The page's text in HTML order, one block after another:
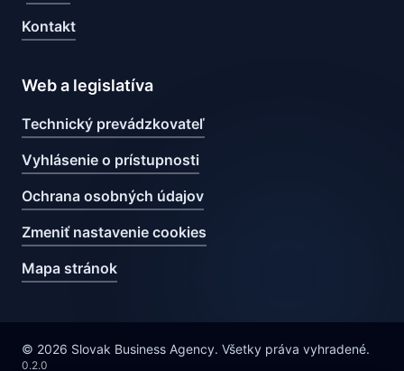
Kontakt
Web a legislatíva
Technický prevádzkovateľ
Vyhlásenie o prístupnosti
Ochrana osobných údajov
Zmeniť nastavenie cookies
Mapa stránok
© 2026 Slovak Business Agency. Všetky práva vyhradené.
0.2.0